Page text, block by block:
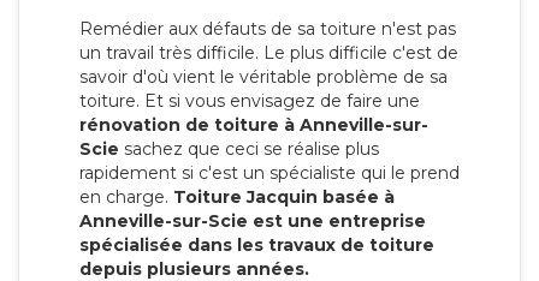
Remédier aux défauts de sa toiture n'est pas
un travail très difficile. Le plus difficile c'est de
savoir d'où vient le véritable problème de sa
toiture. Et si vous envisagez de faire une
rénovation de toiture à Anneville-sur-
Scie sachez que ceci se réalise plus
rapidement si c'est un spécialiste qui le prend
en charge. Toiture Jacquin basée à
Anneville-sur-Scie est une entreprise
spécialisée dans les travaux de toiture
depuis plusieurs années.